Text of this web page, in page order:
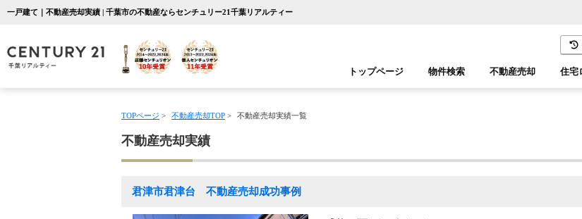
一戸建て｜不動産売却実績 | 千葉市の不動産ならセンチュリー21千葉リアルティー
トップページ 物件検索 不動産売却 住宅
TOPページ > 不動産売却TOP > 不動産売却実績一覧
不動産売却実績
君津市君津台 不動産売却成功事例